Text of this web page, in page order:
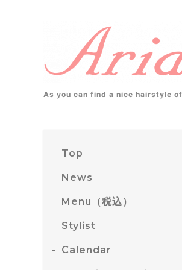
As you can find a nice hairstyle
Top
News
Menu（税込）
Stylist
Calendar